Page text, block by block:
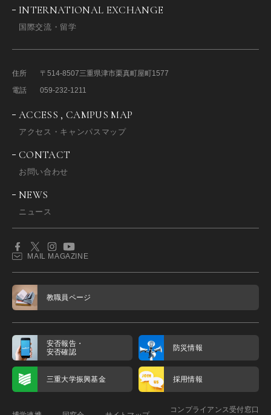
INTERNATIONAL EXCHANGE
国際交流・留学
住所 〒514-8507三重県津市栗真町屋町1577
電話
059-232-1211
ACCESS , CAMPUS MAP
アクセス・キャンパスマップ
CONTACT
お問い合わせ
NEWS
ニュース
MAIL MAGAZINE
教職員ページ
安否報告・
安否確認
防災情報
三重大学振興基金 採用情報
コンプライアンス受付窓口